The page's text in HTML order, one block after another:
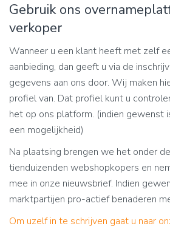
Gebruik ons
verkoper
Wanneer u een klant heeft met zelf
aanbieding, dan geeft u via de
gegevens aan ons door. Wij maken
profiel van. Dat profiel kunt u
het op ons platform. (indien gewenst
een mogelijkheid)
Na plaatsing brengen we het onder
tienduizenden webshopkopers en
mee in onze nieuwsbrief. Indien
marktpartijen pro-actief benaderen
Om uzelf in te schrijven gaat u naar